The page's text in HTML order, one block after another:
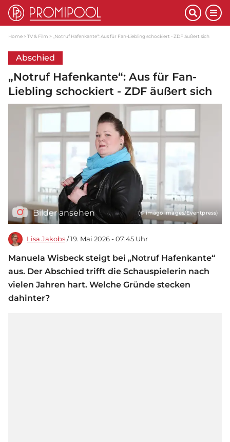
Home TV & Film „Notruf Hafenkante“: Aus für Fan-Liebling schockiert - ZDF äußert sich
Abschied
„Notruf Hafenkante“: Aus für Fan-
Liebling schockiert - ZDF äußert sich
Bilder ansehen (© imago images/Eventpress)
Lisa Jakobs / 19. Mai 2026 - 07:45 Uhr
Manuela Wisbeck steigt bei „Notruf Hafenkante“
aus. Der Abschied trifft die Schauspielerin nach
vielen Jahren hart. Welche Gründe stecken
dahinter?